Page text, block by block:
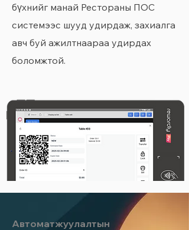
бүхнийг манай Рестораны ПОС
системээс шууд удирдаж, захиалга
авч буй ажилтнаараа удирдах
боломжтой.
Автоматжуулалтын